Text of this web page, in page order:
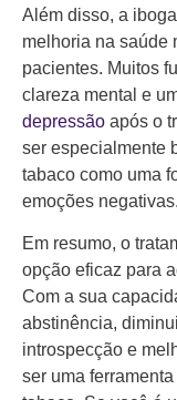
Além disso, a
melhoria na saúde
pacientes. Muitos
clareza mental e
depressão após o
ser especialmente
tabaco como uma
emoções negativas.
Em resumo, o
opção eficaz para
Com a sua
abstinência,
introspecção e
ser uma